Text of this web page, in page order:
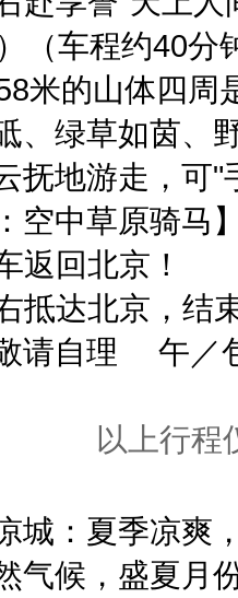
（车程约40分
米的山体四周
、绿草如茵、
抚地游走，可
空中草原骑马
返回北京！
抵达北京，结
请自理 午
以上行程
城：夏季凉爽
气候，盛夏月